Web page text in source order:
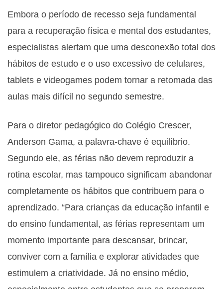
Embora o período de recesso seja fundamental
para a recuperação física e mental dos estudantes,
especialistas alertam que uma desconexão total dos
hábitos de estudo e o uso excessivo de celulares,
tablets e videogames podem tornar a retomada das
aulas mais difícil no segundo semestre.
Para o diretor pedagógico do Colégio Crescer,
Anderson Gama, a palavra-chave é equilíbrio.
Segundo ele, as férias não devem reproduzir a
rotina escolar, mas tampouco significam abandonar
completamente os hábitos que contribuem para o
aprendizado. “Para crianças da educação infantil e
do ensino fundamental, as férias representam um
momento importante para descansar, brincar,
conviver com a família e explorar atividades que
estimulem a criatividade. Já no ensino médio,